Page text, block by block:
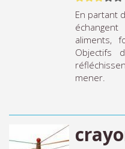
En partant
aliments,
Objectifs
mener.